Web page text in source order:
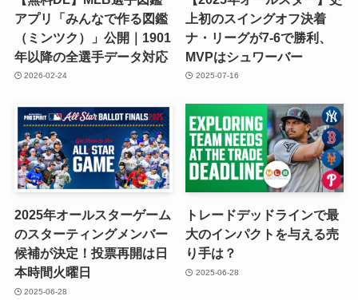
アプリ「みんなで作る図鑑
（ミンツク）」公開｜1901
年以降の全選手データ対応
2026-02-24
上初のスイングオフ決着
ナ・リーグが7-6で勝利、
MVPはシュワーバー
2025-07-16
2025年オールスターゲーム
のスターティングメンバー
候補が決定！投票再開は日
本時間火曜日
2025-06-28
トレードデッドラインで最
大のインパクトを与える売
り手は？
2025-06-28